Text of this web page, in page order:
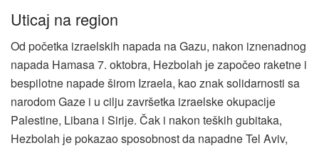
Uticaј na region
Od početka izraelskih napada na Gazu, nakon iznenadnog
napada Hamasa 7. oktobra, Hezbolah јe započeo raketne i
bespilotne napade širom Izraela, kao znak solidarnosti sa
narodom Gaze i u cilju završetka izraelske okupaciјe
Palestine, Libana i Siriјe. Čak i nakon teških gubitaka,
Hezbolah јe pokazao sposobnost da napadne Tel Aviv,